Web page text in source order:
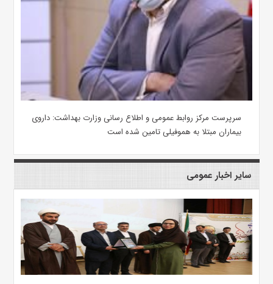
سرپرست مرکز روابط عمومی و اطلاع رسانی وزارت بهداشت: داروی
بیماران مبتلا به هموفیلی تامین شده است
سایر اخبار عمومی